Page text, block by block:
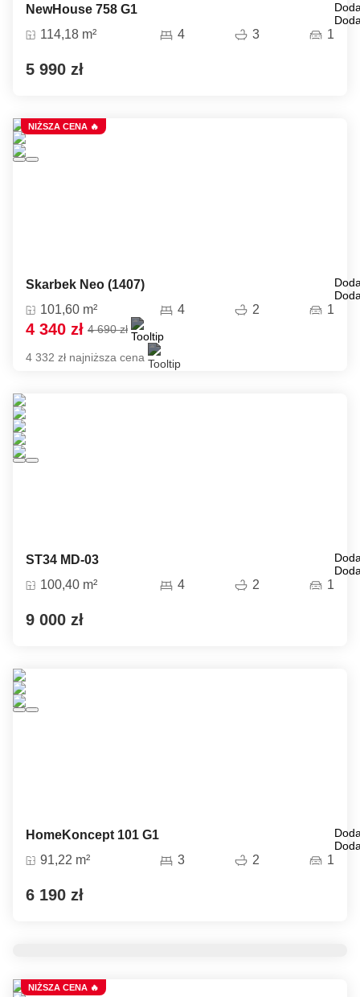
NewHouse 758 G1
114,18 m² 4 3 1
5 990 zł
Skarbek Neo (1407)
101,60 m² 4 2 1
4 340 zł 4 690 zł
4 332 zł najniższa cena
NIŻSZA CENA 🔥
ST34 MD-03
100,40 m² 4 2 1
9 000 zł
HomeKoncept 101 G1
91,22 m² 3 2 1
6 190 zł
NIŻSZA CENA 🔥